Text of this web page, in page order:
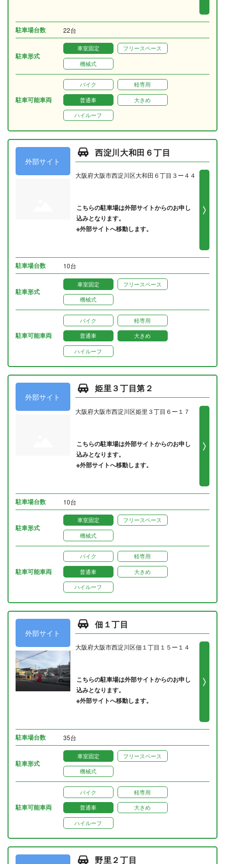
駐車場台数 22台
駐車形式
車室固定 フリースペース
機械式
駐車可能車両
バイク 軽専用
普通車 大きめ
ハイルーフ
外部サイト
西淀川大和田６丁目
大阪府大阪市西淀川区大和田６丁目３ー４４
こちらの駐車場は外部サイトからのお申し
込みとなります。
※外部サイトへ移動します。
駐車場台数 10台
駐車形式
車室固定 フリースペース
機械式
駐車可能車両
バイク 軽専用
普通車 大きめ
ハイルーフ
外部サイト
姫里３丁目第２
大阪府大阪市西淀川区姫里３丁目６ー１７
こちらの駐車場は外部サイトからのお申し
込みとなります。
※外部サイトへ移動します。
駐車場台数 10台
駐車形式
車室固定 フリースペース
機械式
駐車可能車両
バイク 軽専用
普通車 大きめ
ハイルーフ
外部サイト
佃１丁目
大阪府大阪市西淀川区佃１丁目１５ー１４
こちらの駐車場は外部サイトからのお申し
込みとなります。
※外部サイトへ移動します。
駐車場台数 35台
駐車形式
車室固定 フリースペース
機械式
駐車可能車両
バイク 軽専用
普通車 大きめ
ハイルーフ
野里２丁目